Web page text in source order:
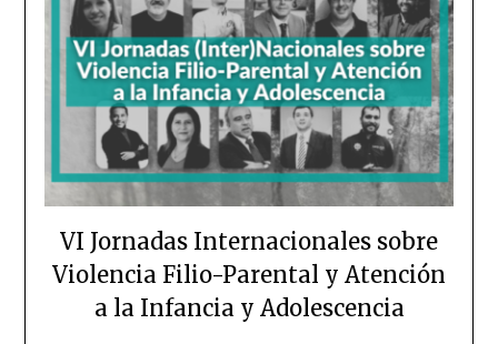
VI Jornadas Internacionales sobre
Violencia Filio-Parental y Atención
a la Infancia y Adolescencia